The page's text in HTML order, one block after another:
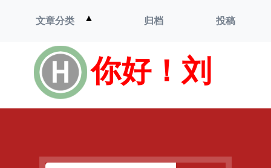
你好！刘
文章分类 ▲
单
归档 投稿